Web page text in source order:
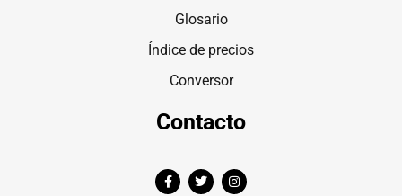
Glosario
Índice de precios
Conversor
Contacto
F
a
T
w
I
n